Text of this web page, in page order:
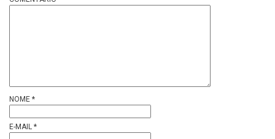
NOME *
E-MAIL *